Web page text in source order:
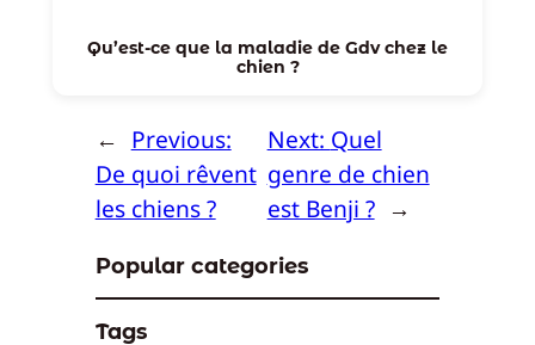
Qu’est-ce que la maladie de Gdv chez le
chien ?
← Previous:
De quoi rêvent
les chiens ?
Next: Quel
genre de chien
est Benji ? →
Popular categories
Tags